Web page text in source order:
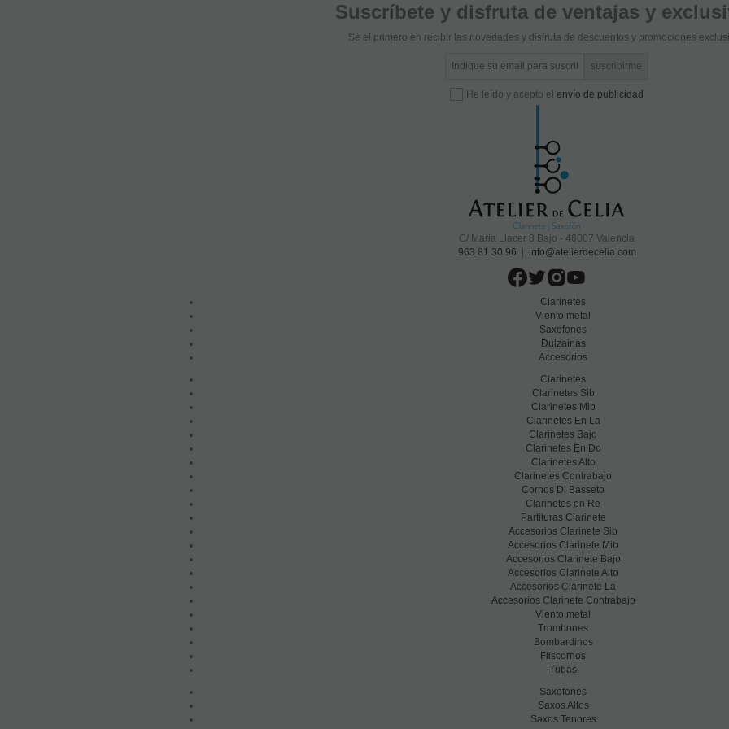
Suscríbete y disfruta de ventajas y
Sé el primero en recibir las novedades y disfruta de descuentos y promociones
He leído y acepto el envío de publicidad
C/ Maria Llacer 8 Bajo - 46007 Valencia
963 81 30 96
info@atelierdecelia.com
Clarinetes
Viento metal
Saxofones
Dulzainas
Accesorios
Clarinetes
Clarinetes Sib
Clarinetes Mib
Clarinetes En La
Clarinetes Bajo
Clarinetes En Do
Clarinetes Alto
Clarinetes Contrabajo
Cornos Di Basseto
Clarinetes en Re
Partituras Clarinete
Accesorios Clarinete Sib
Accesorios Clarinete Mib
Accesorios Clarinete Bajo
Accesorios Clarinete Alto
Accesorios Clarinete La
Accesorios Clarinete Contrabajo
Viento metal
Trombones
Bombardinos
Fliscornos
Tubas
Saxofones
Saxos Altos
Saxos Tenores